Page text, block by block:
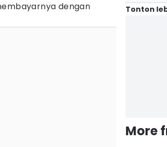
dengan
Tonton
More